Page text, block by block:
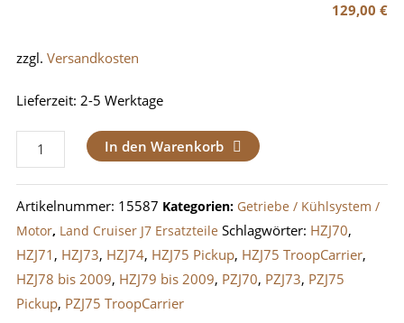
129,00€
zzgl. Versandkosten
Lieferzeit: 2-5 Werktage
Motorhalter
Motorlager
1HZ
1-
HDT
1HD-
FT
1HD-
In den Warenkorb
Artikelnummer: 15587 Kategorien: Getriebe / Kühlsystem /
Motor, Land Cruiser J7 Ersatzteile Schlagwörter: HZJ70,
HZJ71 , HZJ73, HZJ74, HZJ75 Pickup, HZJ75 TroopCarrier,
HZJ78 bis 2009, HZJ79 bis 2009, PZJ70, PZJ73, PZJ75
Pickup, PZJ75 TroopCarrier